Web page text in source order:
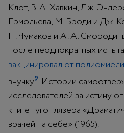
Клот, В. А. Хавкин, Дж.
Ермольева, М. Броди и Дж.
П. Чумаков и А. А.
после неоднократных
вакцинировал от
внучку9. Истории
исследователей за истину
книге Гуго Глязера
врачей на себе» (1965).